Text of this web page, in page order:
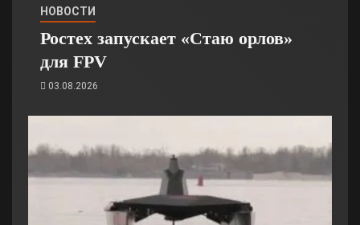
НОВОСТИ
Ростех запускает «Стаю орлов»
для FPV
03.08.2026